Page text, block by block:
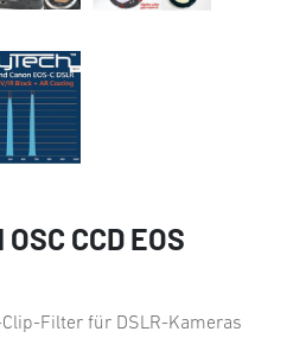
CCD EOS
Filter für DSLR-Kameras